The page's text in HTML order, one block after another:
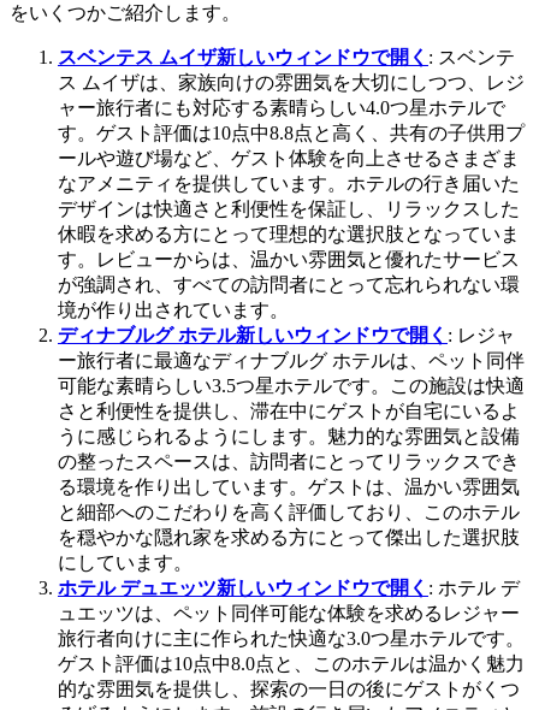
をいくつかご紹介します。
スベンテス ムイザ新しいウィンドウで開く : スベンテ
ス ムイザは、家族向けの雰囲気を大切にしつつ、レジ
ャー旅行者にも対応する素晴らしい4.0つ星ホテルで
す。ゲスト評価は10点中8.8点と高く、共有の子供用プ
ールや遊び場など、ゲスト体験を向上させるさまざま
なアメニティを提供しています。ホテルの行き届いた
デザインは快適さと利便性を保証し、リラックスした
休暇を求める方にとって理想的な選択肢となっていま
す。レビューからは、温かい雰囲気と優れたサービス
が強調され、すべての訪問者にとって忘れられない環
境が作り出されています。
ディナブルグ ホテル新しいウィンドウで開く : レジャ
ー旅行者に最適なディナブルグ ホテルは、ペット同伴
可能な素晴らしい3.5つ星ホテルです。この施設は快適
さと利便性を提供し、滞在中にゲストが自宅にいるよ
うに感じられるようにします。魅力的な雰囲気と設備
の整ったスペースは、訪問者にとってリラックスでき
る環境を作り出しています。ゲストは、温かい雰囲気
と細部へのこだわりを高く評価しており、このホテル
を穏やかな隠れ家を求める方にとって傑出した選択肢
にしています。
ホテル デュエッツ新しいウィンドウで開く : ホテル デ
ュエッツは、ペット同伴可能な体験を求めるレジャー
旅行者向けに主に作られた快適な3.0つ星ホテルです。
ゲスト評価は10点中8.0点と、このホテルは温かく魅力
的な雰囲気を提供し、探索の一日の後にゲストがくつ